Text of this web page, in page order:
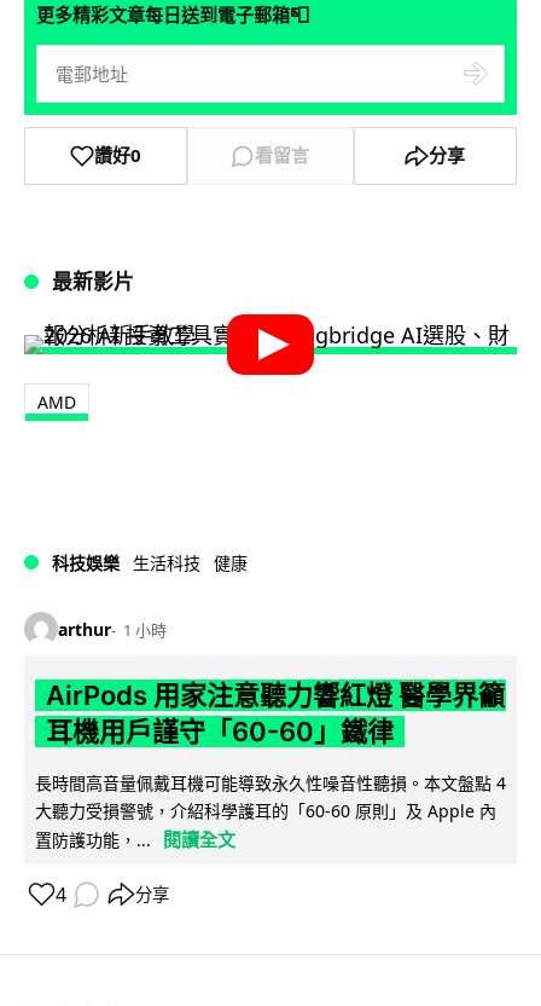
更多精彩文章每日送到電子郵箱📮
讚好0 看留言 分享
最新影片
AMD
科技娛樂 生活科技 健康
arthur 1 小時
AirPods 用家注意聽力響紅燈 醫學界籲
耳機用戶謹守「60-60」鐵律
長時間高音量佩戴耳機可能導致永久性噪音性聽損。本文盤點 4
大聽力受損警號，介紹科學護耳的「60-60 原則」及 Apple 內
置防護功能，...
閱讀全文
4 分享